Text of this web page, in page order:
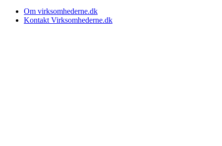
Om virksomhederne.dk
Kontakt Virksomhederne.dk